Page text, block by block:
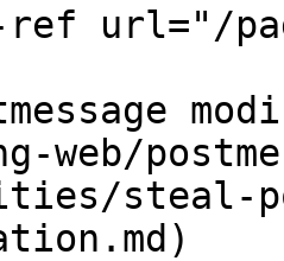
url="/
web/
steal-